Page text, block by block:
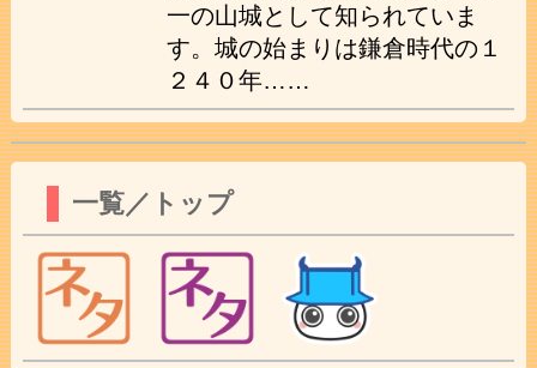
一の山城として知られていま
す。城の始まりは鎌倉時代の１
２４０年……
一覧／トップ